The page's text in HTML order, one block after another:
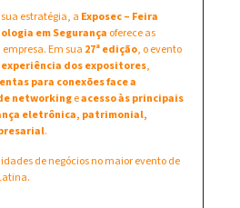
estratégia, a Exposec – Feira
em Segurança oferece as
Em sua 27ª edição, o evento
experiência dos expositores,
para conexões face a
networkingeacesso às principais
eletrônica, patrimonial,
.
de negócios no maior evento de